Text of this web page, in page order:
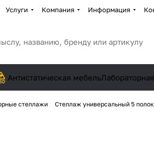
Услуги Компания Информация
Антистатическая мебель
стеллажи Стеллаж универсальный 5